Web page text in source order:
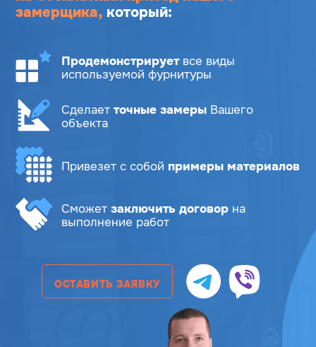
замерщика, который:
Продемонстрируетвсе виды
используемой фурнитуры
Сделаетточные замеры Вашего
объекта
Привезет с собой примеры материалов
Сможетзаключить договор на
выполнение работ
ОСТАВИТЬ ЗАЯВКУ